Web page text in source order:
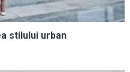
stilului urban